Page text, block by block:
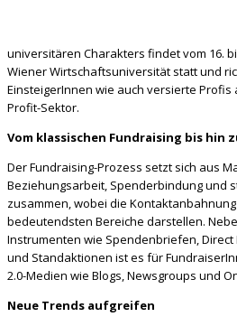
universitären Charakters findet vom 16.
Wiener Wirtschaftsuniversität statt und
EinsteigerInnen wie auch versierte Profis
Profit-Sektor.
Vom klassischen Fundraising bis hin
Der Fundraising-Prozess setzt sich aus
Beziehungsarbeit, Spenderbindung und
zusammen, wobei die
bedeutendsten Bereiche darstellen.
Instrumenten wie Spendenbriefen,
und Standaktionen ist es für
2.0-Medien wie Blogs, Newsgroups und
Neue Trends aufgreifen